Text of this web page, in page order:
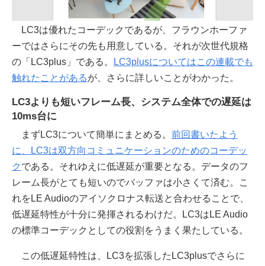
LC3は優れたコーデックであるが、フラウンホーファ
ーではさらにその先も用意している。それが次世代規格
の「LC3plus」である。
LC3plusについてはこの連載でも
触れたことがあるが、さらに詳しいことがわかった。
LC3よりも短いフレーム長、システム全体での遅延は
10ms台に
まずLC3について簡単にまとめる。 前回書いたよう
に、LC3は双方向コミュニケーションのためのコーデッ
ク である。それゆえに低遅延が重要となる。データのフ
レーム長がとても短いのでバッファは小さくて済む。こ
れをLE Audioのアイソクロナス転送と合わせることで、
低遅延特性が十分に発揮されるわけだ。LC3はLE Audio
の標準コーデックとしての役割をうまく果たしている。
この低遅延特性は、LC3を拡張したLC3plusでさらに